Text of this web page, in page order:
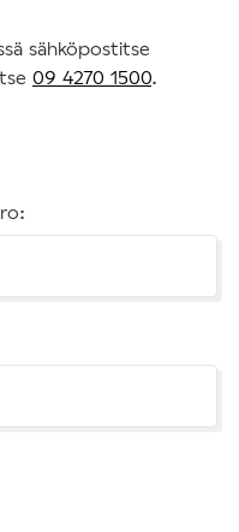
sähköpostitse
09 4270 1500.